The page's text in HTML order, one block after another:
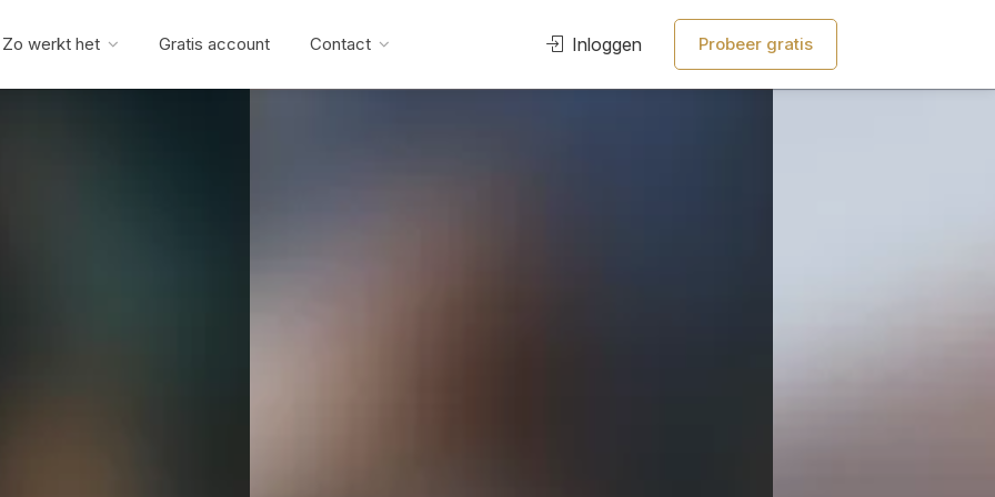
Zo werkt het Gratis account Contact Inloggen Probeer gratis